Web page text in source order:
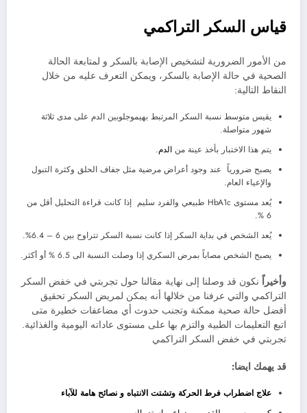
قياس السكر التراكمي
من الأمور الضرورية لتشخيص الإصابة بالسكر و لمتابعة الحالة
الصحية في حالة الإصابة بالسكر، ويمكن التعرف عليه من خلال
النقاط التالية:
يقيس متوسط نسبة السكر المرتبط بهيموجلوبين الدم على مدى ثلاثة
شهور متواصلة.
يتم هذا الاختبار بأخذ عينة من الدم.
يصبح ضرورياً عند وجود أعراض مرضية مثل جفاف الحلق وكثرة التبول
والإعياء العام.
يُعد مستوى HbA1c طبيعي والفرد سليم إذا كانت قراءة التحليل أقل من
6 %.
يُعد الشخص في بداية السكر إذا كانت نسبة السكر تتراوح بين 6 – 6.4%.
يصبح الشخص مصاباً بمرض السكري إذا وصلت النسبة الى 6.5 % أو أكثر.
وأخيراً نكون قد وصلنا إلى نهاية مقالنا حول تجربتي في خفض السكر
التراكمي والتي عرفنا من خلالها أنه يمكن لمريض السكر تحقيق
أفضل حالة صحية ممكنة وتجنب حدوث أي مضاعفات خطيرة متى
اتبع التعليمات الطبية والتزم بها على مستوى عاداته اليومية والغذائية.
تجربتي في خفض السكر التراكمي
قد يهمك ايضا:
علاج اضطراب فرط الحركة وتشتت الانتباه و نصائح هامة للآباء